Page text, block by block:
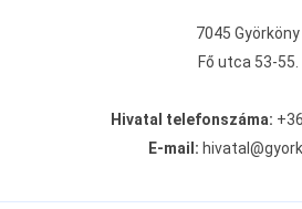
7045 Györköny
Fő utca 53-55.
Hivatal telefonszáma:
E-mail: